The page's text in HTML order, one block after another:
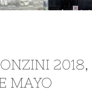
2018,
MAYO